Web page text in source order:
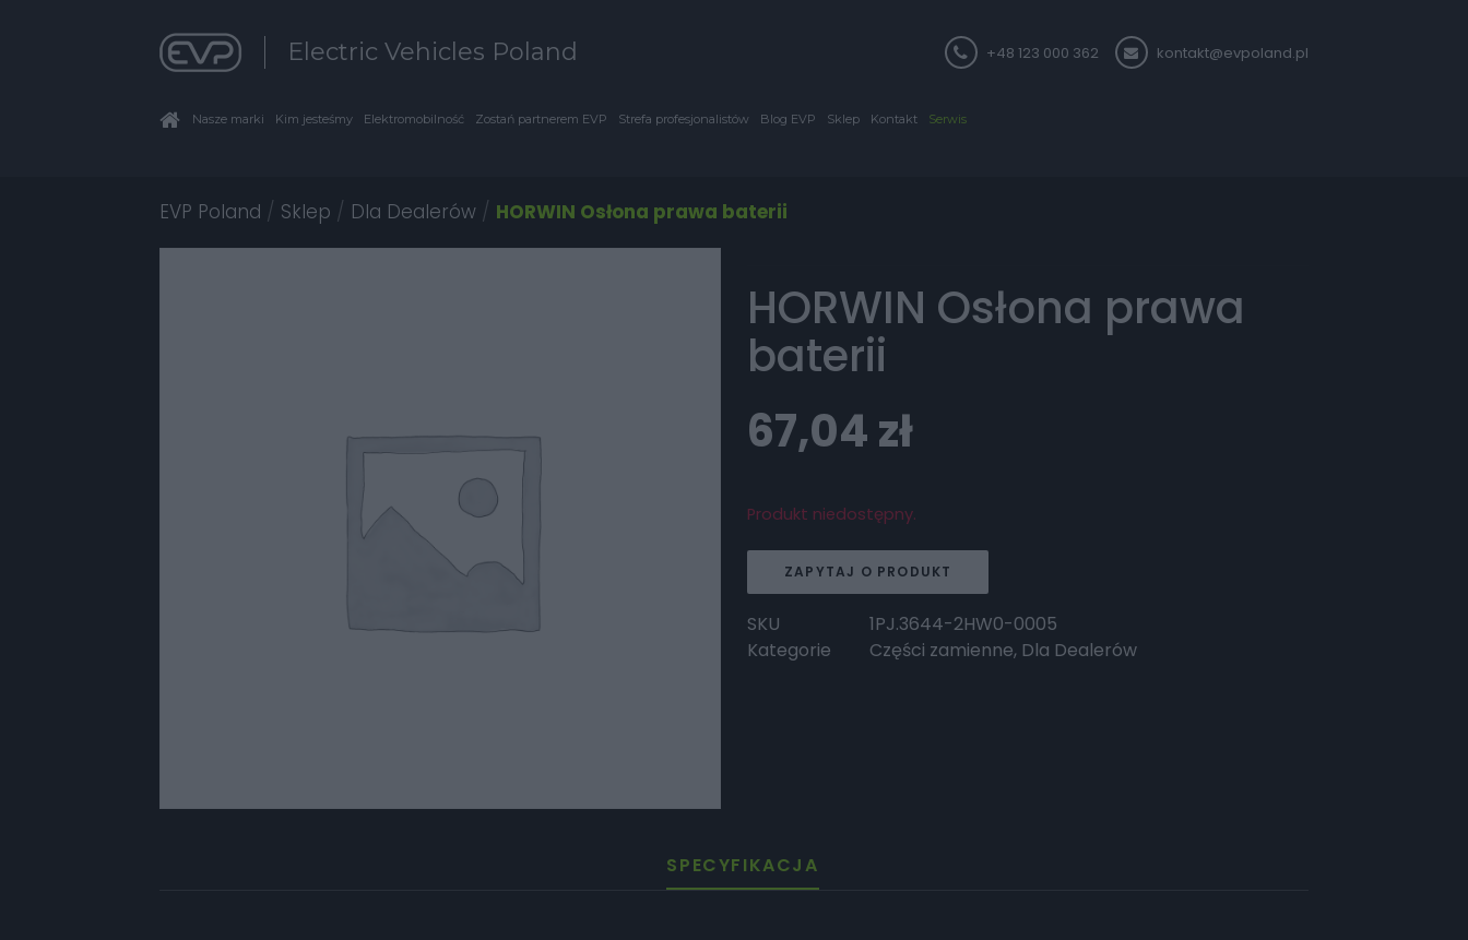
Electric Vehicles Poland +48 123 000 362 kontakt@evpoland.pl
Nasze marki Kim jesteśmy Elektromobilność Zostań partnerem EVP Strefa profesjonalistów Blog EVP Sklep Kontakt Serwis
EVP Poland / Sklep / Dla Dealerów / HORWIN Osłona prawa baterii
HORWIN Osłona prawa
baterii
67,04zł
Produkt niedostępny.
ZAPYTAJ O PRODUKT
SKU
1PJ.3644-2HW0-0005
Kategorie
Części zamienne, Dla Dealerów
SPECYFIKACJA